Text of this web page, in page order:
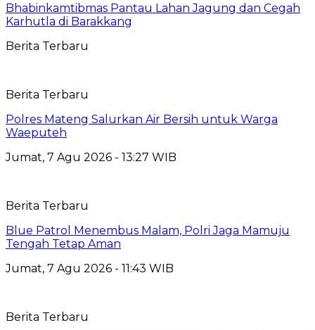
Bhabinkamtibmas Pantau Lahan Jagung dan Cegah
Karhutla di Barakkang
Berita Terbaru
Berita Terbaru
Polres Mateng Salurkan Air Bersih untuk Warga
Waeputeh
Jumat, 7 Agu 2026 - 13:27 WIB
Berita Terbaru
Blue Patrol Menembus Malam, Polri Jaga Mamuju
Tengah Tetap Aman
Jumat, 7 Agu 2026 - 11:43 WIB
Berita Terbaru